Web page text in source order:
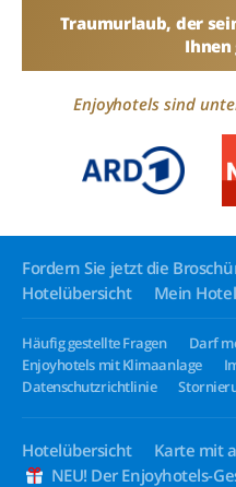
Traumurlaub, der
Ihnen
Enjoyhotels sind
Fordern Sie jetzt die
Hotelübersicht
Mein
Häufig gestellte Fragen
Darf
Enjoyhotels mit Klimaanlage
Datenschutzrichtlinie
Hotelübersicht Karte mit
NEU! Der Enjoyhotels-